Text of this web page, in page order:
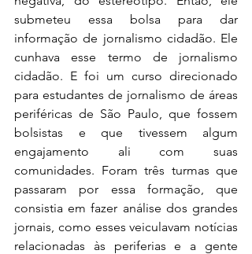
submeteu essa bolsa para dar
informação de jornalismo cidadão. Ele
cunhava esse termo de jornalismo
cidadão. E foi um curso direcionado
para estudantes de jornalismo de áreas
periféricas de São Paulo, que fossem
bolsistas e que tivessem algum
engajamento ali com suas
comunidades. Foram três turmas que
passaram por essa formação, que
consistia em fazer análise dos grandes
jornais, como esses veiculavam notícias
relacionadas às periferias e a gente